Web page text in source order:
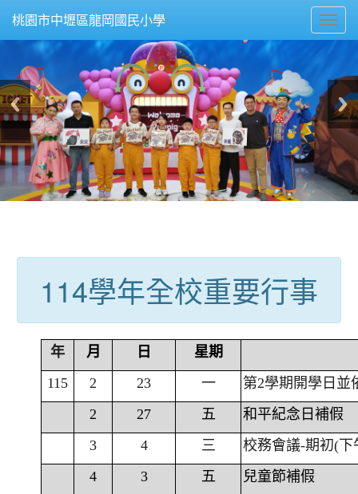
桃園市中壢區龍岡國民小學
114學年全校重要行事
年 月 日
星期
115
2 23 一
第2學期開學日並
2
27 五
和平紀念日補假
3
4 三
校務會議-期初(下
4
3 五
兒童節補假